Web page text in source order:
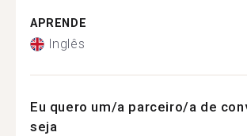
APRENDE
Inglês
Eu quero um/a parceiro/a de
seja